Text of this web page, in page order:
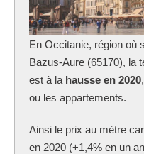
En Occitanie, région où
Bazus-Aure (65170), la
est à la hausse en 2020
ou les appartements.
Ainsi le prix au mètre
en 2020 (+1,4% en un